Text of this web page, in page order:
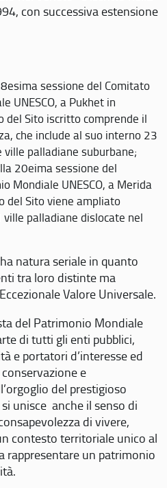
con successiva estensione
sessione del Comitato
UNESCO, a Pukhet in
del Sito iscritto comprende il
che include al suo interno 23
palladiane suburbane;
20eima sessione del
Mondiale UNESCO, a Merida
del Sito viene ampliato
palladiane dislocate nel
natura seriale in quanto
tra loro distinte ma
Valore Universale.
del Patrimonio Mondiale
di tutti gli enti pubblici,
e portatori d’interesse ed
e
del prestigioso
unisce anche il senso di
di vivere,
contesto territoriale unico al
rappresentare un patrimonio